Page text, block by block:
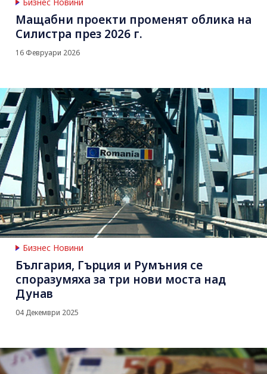
Мащабни проекти променят облика на
Силистра през 2026 г.
16 Февруари 2026
Бизнес Новини
България, Гърция и Румъния се
споразумяха за три нови моста над
Дунав
04 Декември 2025